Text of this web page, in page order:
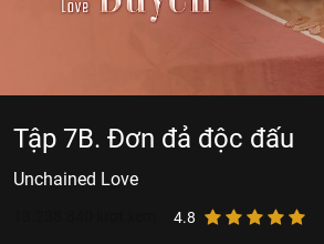
Tập 7B. Đơn đả độc đấu
Unchained Love
4.8